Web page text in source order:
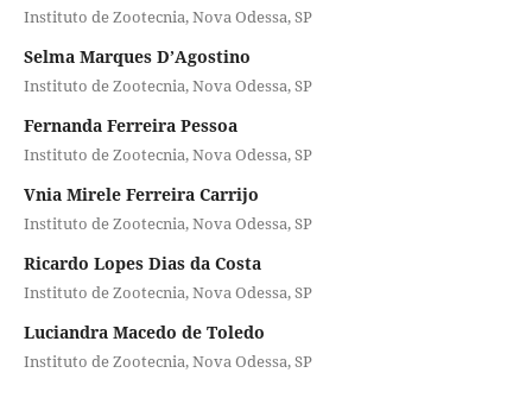
Instituto de Zootecnia, Nova Odessa, SP
Selma Marques D’Agostino
Instituto de Zootecnia, Nova Odessa, SP
Fernanda Ferreira Pessoa
Instituto de Zootecnia, Nova Odessa, SP
Vnia Mirele Ferreira Carrijo
Instituto de Zootecnia, Nova Odessa, SP
Ricardo Lopes Dias da Costa
Instituto de Zootecnia, Nova Odessa, SP
Luciandra Macedo de Toledo
Instituto de Zootecnia, Nova Odessa, SP